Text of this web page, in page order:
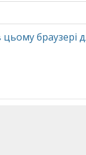
браузері